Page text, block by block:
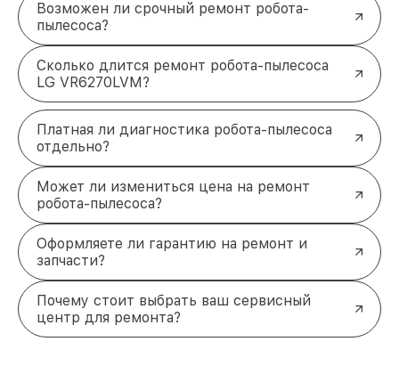
Возможен ли срочный ремонт робота-
пылесоса?
Сколько длится ремонт робота-пылесоса
LG VR6270LVM?
Платная ли диагностика робота-пылесоса
отдельно?
Может ли измениться цена на ремонт
робота-пылесоса?
Оформляете ли гарантию на ремонт и
запчасти?
Почему стоит выбрать ваш сервисный
центр для ремонта?